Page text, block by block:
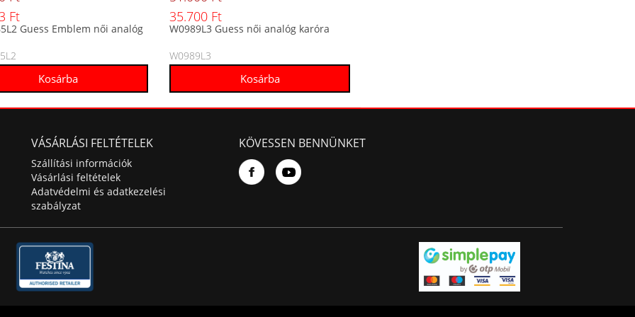
Ft
Guess Emblem női analóg
35.700 Ft
W0989L3 Guess női analóg karóra
W0989L3
VÁSÁRLÁSI FELTÉTELEK
Szállítási információk
Vásárlási feltételek
Adatvédelmi és adatkezelési
szabályzat
KÖVESSEN BENNÜNKET